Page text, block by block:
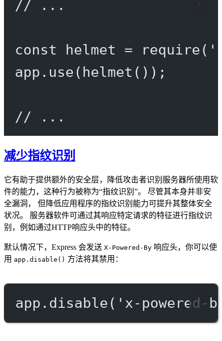
// ...
const helmet = require(
app. use( helmet ());
// ...
减少指纹识别
它有助于提供额外的安全层，降低攻击者识别服务器所使用软
件的能力，这种行为被称为“指纹识别”。 尽管其本身并非安
全漏洞， 但降低应用程序的指纹识别能力可提升其整体安全
状况。 服务器软件可通过其响应特定请求的特征进行指纹识
别，例如通过HTTP响应头中的特征。
默认情况下，Express 会发送 X-Powered-By 响应头，你可以使
用 app.disable() 方法将其禁用：
app. disable( 'x-powered-